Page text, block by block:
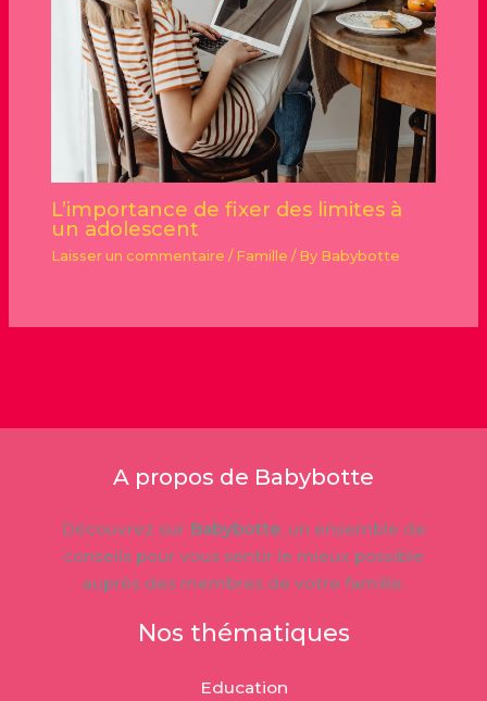
L’importance de fixer des limites à
un adolescent
Laisser un commentaire / Famille / By Babybotte
A propos de Babybotte
Découvrez sur Babybotte, un ensemble de
conseils pour vous sentir le mieux possible
auprès des membres de votre famille.
Nos thématiques
Education